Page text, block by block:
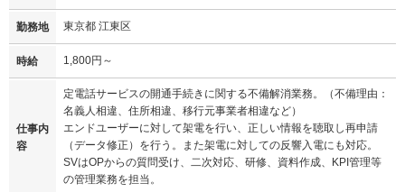
勤務地 東京都 江東区
時給 1,800円～
仕事内
容
定電話サービスの開通手続きに関する不備解消業務。（不備理由：
名義人相違、住所相違、移行元事業者相違など）
エンドユーザーに対して架電を行い、正しい情報を聴取し再申請
（データ修正）を行う。また架電に対しての反響入電にも対応。
SVはOPからの質問受け、二次対応、研修、資料作成、KPI管理等
の管理業務を担当。